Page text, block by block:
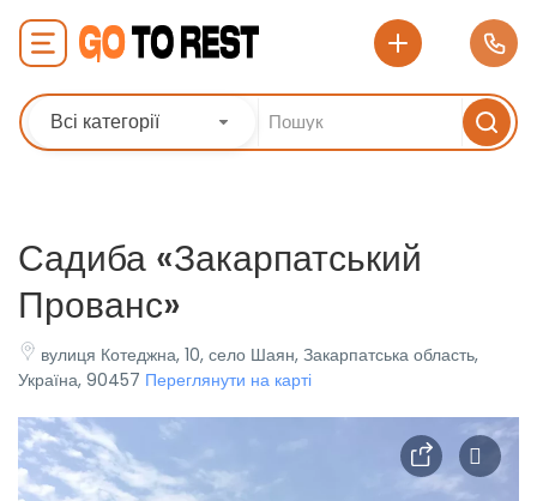
Всі категорії
Садиба «Закарпатський
Прованс»
вулиця Котеджна, 10, село Шаян, Закарпатська область,
Україна, 90457 Переглянути на карті